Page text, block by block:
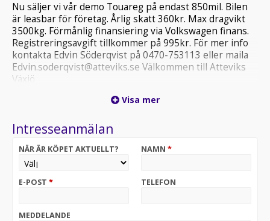
Nu säljer vi vår demo Touareg på endast 850mil. Bilen
är leasbar för företag. Årlig skatt 360kr. Max dragvikt
3500kg. Förmånlig finansiering via Volkswagen finans.
Registreringsavgift tillkommer på 995kr. För mer info
kontakta Edvin Söderqvist på 0470-753113 eller maila
Edvin.soderqvist@atteviks.se Välkommen till Atteviks
Växjö
Alla våra bilar är testade och Varudeklarerade!
* För mer information eller bokning av provkörning
753113 alt. edvin.soderqvist@atteviks.se
* Varmt välkommen till Atteviks Växjö!
* Öppettider | Mån-Fre 9-18 | Lör 10-14 |
Visa mer
Intresseanmälan
NÄR ÄR KÖPET AKTUELLT? NAMN *
E-POST * TELEFON
MEDDELANDE